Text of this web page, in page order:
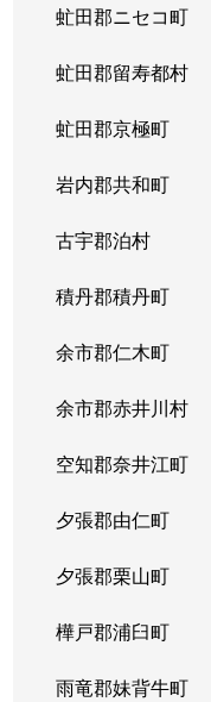
虻田郡ニセコ町
虻田郡留寿都村
虻田郡京極町
岩内郡共和町
古宇郡泊村
積丹郡積丹町
余市郡仁木町
余市郡赤井川村
空知郡奈井江町
夕張郡由仁町
夕張郡栗山町
樺戸郡浦臼町
雨竜郡妹背牛町